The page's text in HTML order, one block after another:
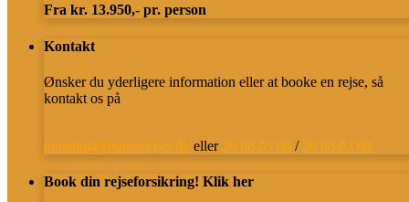
Fra kr. 13.950,- pr. person
Kontakt
Ønsker du yderligere information eller at booke en rejse, så
kontakt os på
kontakt@younesrejser.dk eller 20 66 03 08 / 20 66 03 08
Book din rejseforsikring! Klik her